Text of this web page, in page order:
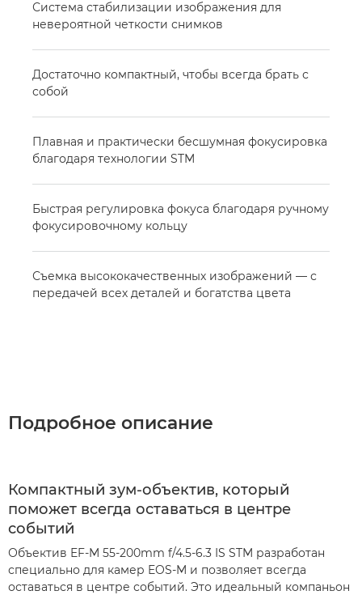
Система стабилизации изображения для
невероятной четкости снимков
Достаточно компактный, чтобы всегда брать с
собой
Плавная и практически бесшумная фокусировка
благодаря технологии STM
Быстрая регулировка фокуса благодаря ручному
фокусировочному кольцу
Съемка высококачественных изображений — с
передачей всех деталей и богатства цвета
Подробное описание
Компактный зум-объектив, который
поможет всегда оставаться в центре
событий
Объектив EF-M 55-200mm f/4.5-6.3 IS STM разработан
специально для камер EOS-M и позволяет всегда
оставаться в центре событий. Это идеальный компаньон